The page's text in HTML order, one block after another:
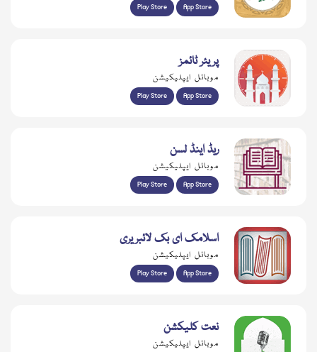
Play Store App Store
پریئر ٹائمز
موبائل ایپلیکیشن
Play Store App Store
ریڈ اینڈ لسن
موبائل ایپلیکیشن
Play Store App Store
اسلامک ای بک لائبریری
موبائل ایپلیکیشن
Play Store App Store
نعت کلیکشن
موبائل ایپلیکیشن